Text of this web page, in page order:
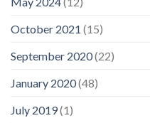
October 2021 (15)
September 2020(22)
January 2020(48)
July 2019(1)